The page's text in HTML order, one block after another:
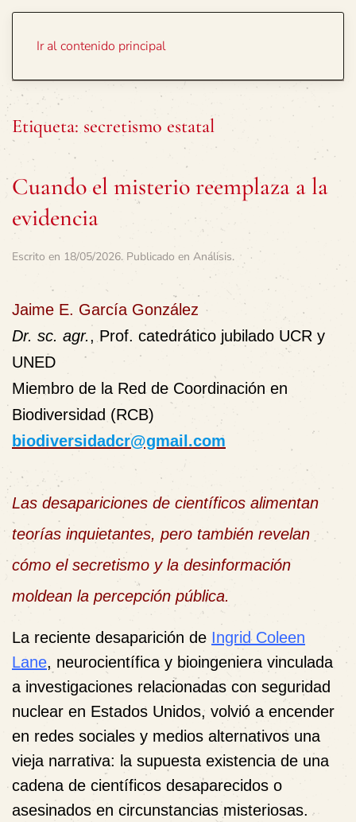
Ir al contenido principal
Etiqueta: secretismo estatal
Cuando el misterio reemplaza a la
evidencia
Escrito en 18/05/2026. Publicado en Análisis.
Jaime E. García González
Dr. sc. agr., Prof. catedrático jubilado UCR y
UNED
Miembro de la Red de Coordinación en
Biodiversidad (RCB)
biodiversidadcr@gmail.com
Las desapariciones de científicos alimentan
teorías inquietantes, pero también revelan
cómo el secretismo y la desinformación
moldean la percepción pública.
La reciente desaparición de Ingrid Coleen
Lane, neurocientífica y bioingeniera vinculada
a investigaciones relacionadas con seguridad
nuclear en Estados Unidos, volvió a encender
en redes sociales y medios alternativos una
vieja narrativa: la supuesta existencia de una
cadena de científicos desaparecidos o
asesinados en circunstancias misteriosas.